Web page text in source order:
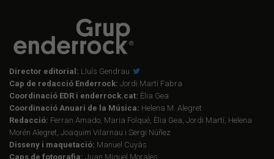
Director editorial: Lluís Gendrau
Cap de redacció Enderrock: Jordi Martí Fabra
Coordinació EDR i enderrock.cat: Èlia Gea
Coordinació Anuari de la Música: Helena M. Alegret
Redacció: Ferran Amado, Maria Folqué, Èlia Gea, Jordi Martí, Helena
Morén Alegret, Joaquim Vilarnau i Sergi Núñez
Disseny i maquetació: Manuel Cuyàs
Caps de fotografia: Juan Miguel Morales